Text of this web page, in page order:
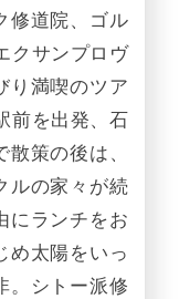
修道院、ゴル
クサンプロヴ
り満喫のツア
前を出発、石
策の後は、
ルの家々が続
にランチをお
め太陽をいっ
。シトー派修